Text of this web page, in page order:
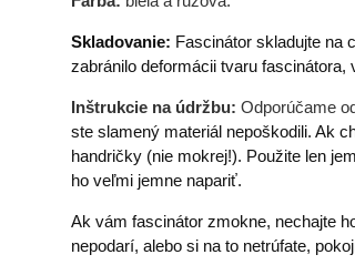
Skladovanie: Fascinátor skladujte na
zabránilo deformácii tvaru
Inštrukcie na údržbu: Odporúčame
ste slamený materiál nepoškodili. Ak
handričky (nie mokrej!). Použite len
ho veľmi jemne napariť.
Ak vám fascinátor zmokne, nechajte
nepodarí, alebo si na to netrúfate,